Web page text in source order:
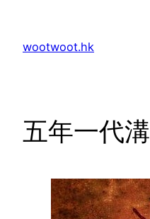
content
wootwoot.hk
五年一代溝